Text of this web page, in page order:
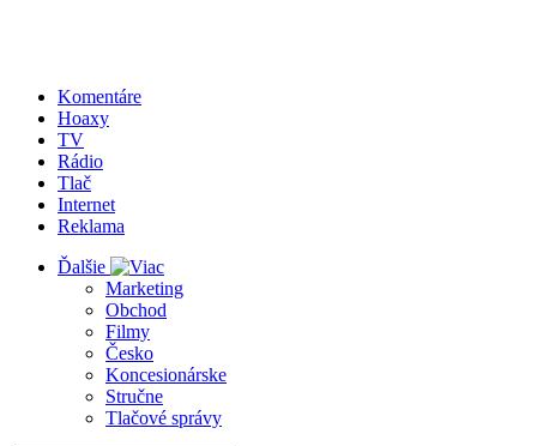
Komentáre
Hoaxy
TV
Rádio
Tlač
Internet
Reklama
Ďalšie
Marketing
Obchod
Filmy
Česko
Koncesionárske
Stručne
Tlačové správy